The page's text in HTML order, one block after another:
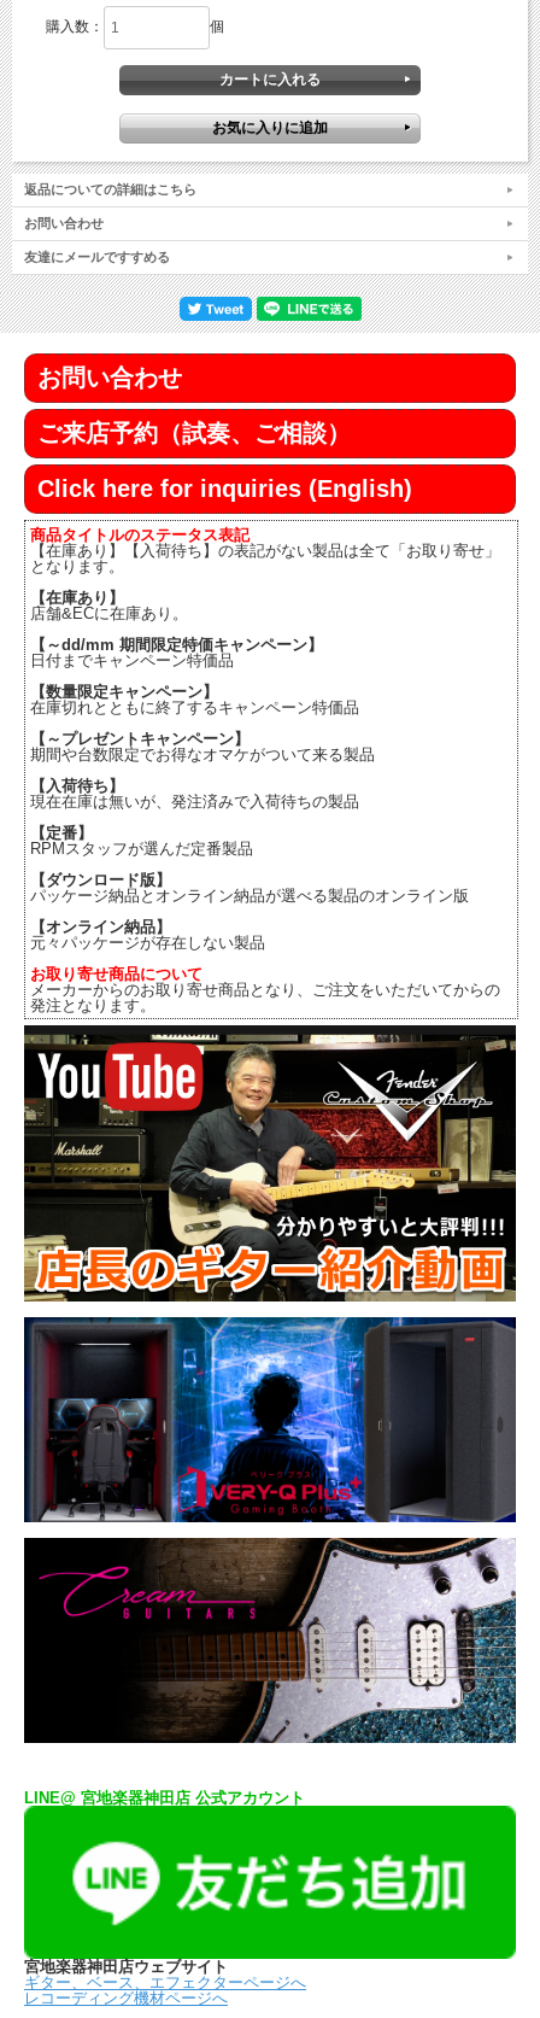
購入数： 個
返品についての詳細はこちら
お問い合わせ
友達にメールですすめる
お問い合わせ
ご来店予約（試奏、ご相談）
Click here for inquiries (English)
商品タイトルのステータス表記
【在庫あり】【入荷待ち】の表記がない製品は全て「お取り寄せ」
となります。
【在庫あり】
店舗&ECに在庫あり。
【～dd/mm 期間限定特価キャンペーン】
日付までキャンペーン特価品
【数量限定キャンペーン】
在庫切れとともに終了するキャンペーン特価品
【～プレゼントキャンペーン】
期間や台数限定でお得なオマケがついて来る製品
【入荷待ち】
現在在庫は無いが、発注済みで入荷待ちの製品
【定番】
RPMスタッフが選んだ定番製品
【ダウンロード版】
パッケージ納品とオンライン納品が選べる製品のオンライン版
【オンライン納品】
元々パッケージが存在しない製品
お取り寄せ商品について
メーカーからのお取り寄せ商品となり、ご注文をいただいてからの
発注となります。
LINE@ 宮地楽器神田店 公式アカウント
宮地楽器神田店ウェブサイト
ギター、ベース、エフェクターページへ
レコーディング機材ページへ